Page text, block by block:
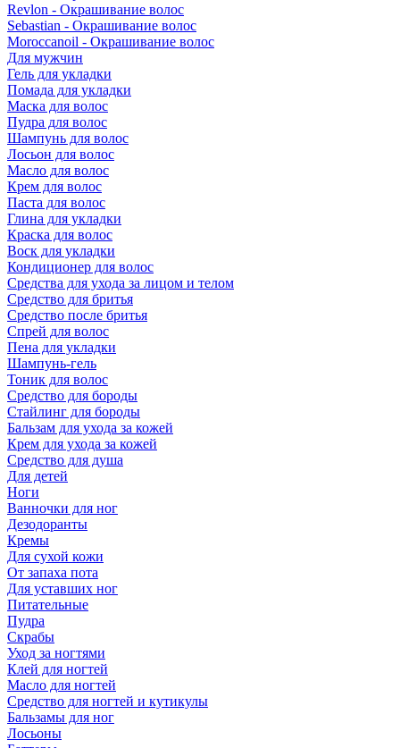
Revlon - Окрашивание волос
Sebastian - Окрашивание волос
Moroccanoil - Окрашивание волос
Для мужчин
Гель для укладки
Помада для укладки
Маска для волос
Пудра для волос
Шампунь для волос
Лосьон для волос
Масло для волос
Крем для волос
Паста для волос
Глина для укладки
Краска для волос
Воск для укладки
Кондиционер для волос
Средства для ухода за лицом и телом
Средство для бритья
Средство после бритья
Спрей для волос
Пена для укладки
Шампунь-гель
Тоник для волос
Средство для бороды
Стайлинг для бороды
Бальзам для ухода за кожей
Крем для ухода за кожей
Средство для душа
Для детей
Ноги
Ванночки для ног
Дезодоранты
Кремы
Для сухой кожи
От запаха пота
Для уставших ног
Питательные
Пудра
Скрабы
Уход за ногтями
Клей для ногтей
Масло для ногтей
Средство для ногтей и кутикулы
Бальзамы для ног
Лосьоны